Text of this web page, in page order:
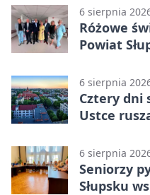
6 sierpnia
Różowe
Powiat
6 sierpnia
Cztery dni
Ustce
6 sierpnia
Seniorzy
Słupsku